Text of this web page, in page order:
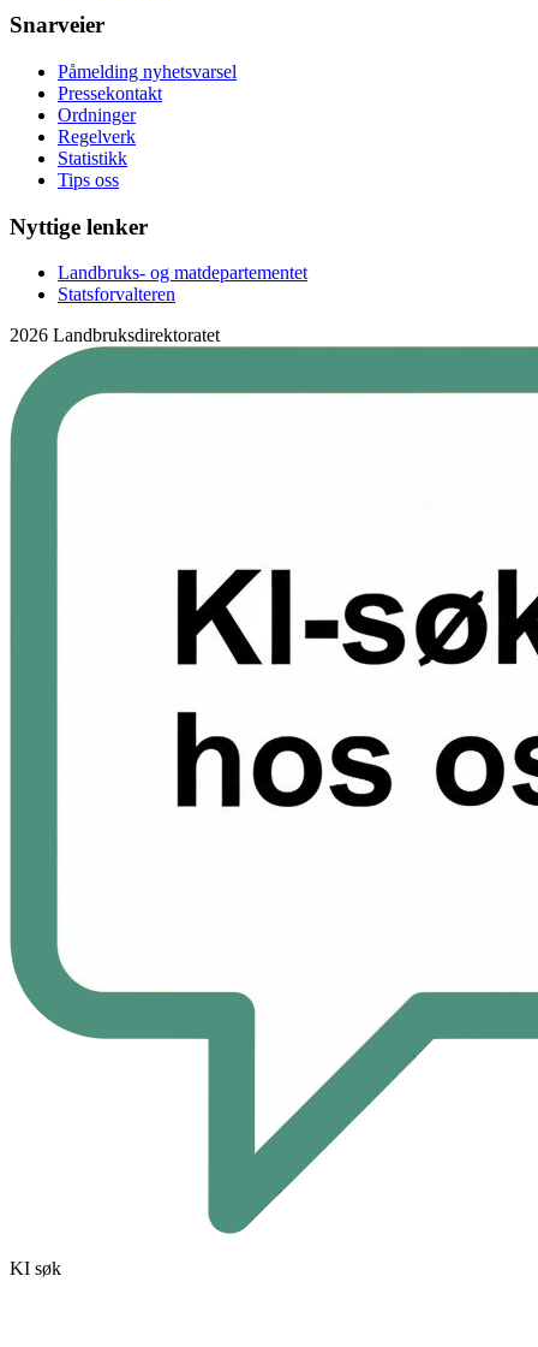
Snarveier
Påmelding nyhetsvarsel
Pressekontakt
Ordninger
Regelverk
Statistikk
Tips oss
Nyttige lenker
Landbruks- og matdepartementet
Statsforvalteren
2026 Landbruksdirektoratet
KI søk